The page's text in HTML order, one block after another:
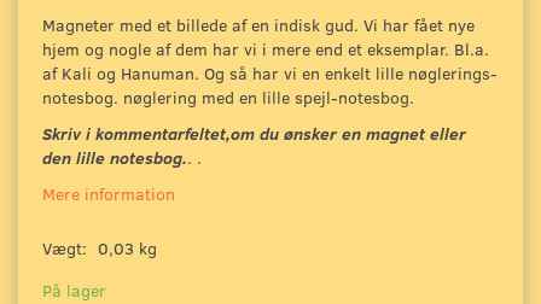
Magneter med et billede af en indisk gud. Vi har fået nye
hjem og nogle af dem har vi i mere end et eksemplar. Bl.a.
af Kali og Hanuman. Og så har vi en enkelt lille nøglerings-
notesbog. nøglering med en lille spejl-notesbog.
Skriv i kommentarfeltet,om du ønsker en magnet eller
den lille notesbog.. .
Mere information
Vægt: 0,03 kg
På lager